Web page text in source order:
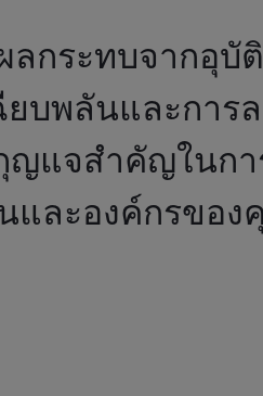
ลกระทบจากอุบั
ยบพลันและการ
ญแจสำคัญในกา
และองค์กรขอ